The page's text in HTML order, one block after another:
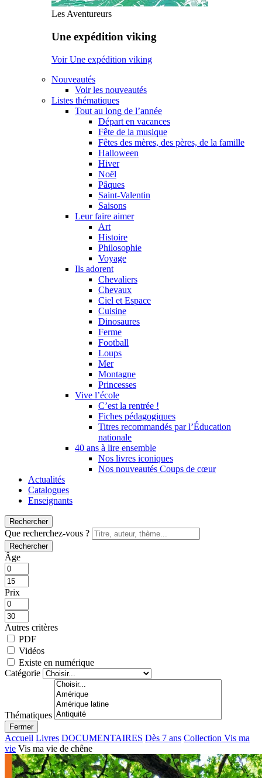
Les Aventureurs
Une expédition viking
Voir Une expédition viking
Nouveautés
Voir les nouveautés
Listes thématiques
Tout au long de l’année
Départ en vacances
Fête de la musique
Fêtes des mères, des pères, de la famille
Halloween
Hiver
Noël
Pâques
Saint-Valentin
Saisons
Leur faire aimer
Art
Histoire
Philosophie
Voyage
Ils adorent
Chevaliers
Chevaux
Ciel et Espace
Cuisine
Dinosaures
Ferme
Football
Loups
Mer
Montagne
Princesses
Vive l’école
C’est la rentrée !
Fiches pédagogiques
Titres recommandés par l’Éducation
nationale
40 ans à lire ensemble
Nos livres iconiques
Nos nouveautés Coups de cœur
Actualités
Catalogues
Enseignants
Rechercher
Que recherchez-vous ?
Rechercher
Âge
Prix
Autres critères
PDF
Vidéos
Existe en numérique
Catégorie
Thématiques
Fermer
Accueil Livres DOCUMENTAIRES Dès 7 ans Collection Vis ma
vie Vis ma vie de chêne